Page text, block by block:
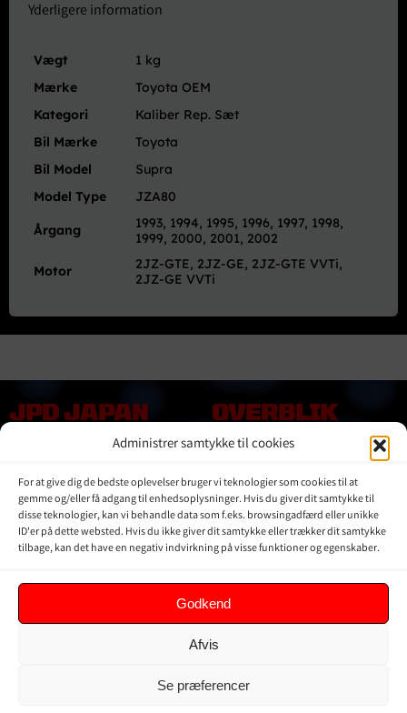
Administrer samtykke til cookies
For at give dig de bedste oplevelser bruger vi teknologier som cookies til at
gemme og/eller få adgang til enhedsoplysninger. Hvis du giver dit samtykke til
disse teknologier, kan vi behandle data som f.eks. browsingadfærd eller unikke
ID'er på dette websted. Hvis du ikke giver dit samtykke eller trækker dit samtykke
tilbage, kan det have en negativ indvirkning på visse funktioner og egenskaber.
Godkend
Afvis
Se præferencer
Yderligere information
Vægt
1 kg
Mærke
Toyota OEM
Kategori
Kaliber Rep. Sæt
Bil Mærke
Toyota
Bil Model
Supra
Model Type
JZA80
Årgang
1993, 1994, 1995, 1996, 1997, 1998,
1999, 2000, 2001, 2002
Motor
2JZ-GTE, 2JZ-GE, 2JZ-GTE VVTi,
2JZ-GE VVTi
JPD JAPAN
DENMARK
Kontakt Os
Om JPD Japan Denmark
Handelsbetingelser
Privat Politik
OVERBLIK
Online shop
Vores Mærker